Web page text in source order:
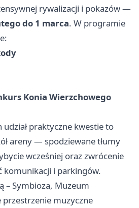
rywalizacji i pokazów —
do 1 marca. W programie
Konia Wierzchowego
udział praktyczne kwestie to
areny — spodziewane tłumy
wcześniej oraz zwrócenie
komunikacji i parkingów.
– Symbioza, Muzeum
muzyczne